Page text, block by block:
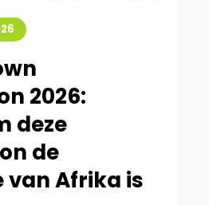
2026:
deze
de
van Afrika is